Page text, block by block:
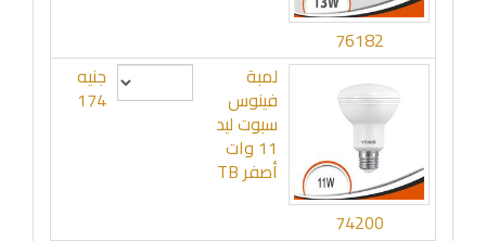
76182
74200
لمبة
فينوس
سبوت ليد
11 وات
أصفر TB
جنيه
174